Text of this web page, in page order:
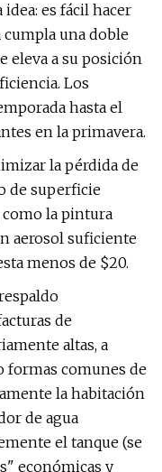
idea: es fácil hacer
cumpla una doble
eleva a su posición
Los
hasta el
en la primavera.
la pérdida de
de superficie
la pintura
aerosol suficiente
menos de $20.
de
altas, a
formas comunes de
la habitación
de agua
el tanque (se
económicas y